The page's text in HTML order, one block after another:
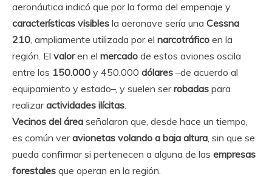
aeronáutica indicó que por la forma del empenaje y
características visibles la aeronave sería una Cessna
210, ampliamente utilizada por el narcotráfico en la
región. El valoren el mercado de estos aviones oscila
entre los 150.000 y 450.000 dólares –de acuerdo al
equipamiento y estado–, y suelen serrobadas para
realizaractividades ilícitas.
Vecinos del área señalaron que, desde hace un tiempo,
es común veravionetas volando a baja altura, sin que se
pueda confirmar si pertenecen a alguna de las empresas
forestales que operan en la región.